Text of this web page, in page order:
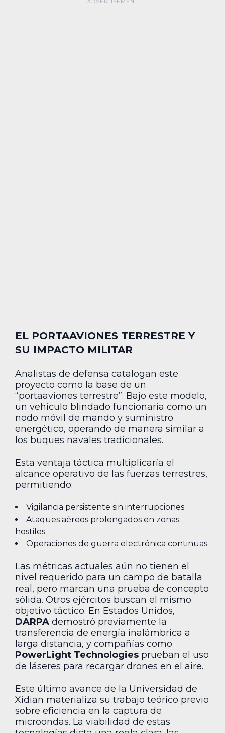
EL PORTAAVIONES TERRESTRE Y
SU IMPACTO MILITAR
Analistas de defensa catalogan este
proyecto como la base de un
“portaaviones terrestre”. Bajo este modelo,
un vehículo blindado funcionaría como un
nodo móvil de mando y suministro
energético, operando de manera similar a
los buques navales tradicionales.
Esta ventaja táctica multiplicaría el
alcance operativo de las fuerzas terrestres,
permitiendo:
Vigilancia persistente sin interrupciones.
Ataques aéreos prolongados en zonas
hostiles.
Operaciones de guerra electrónica continuas.
Las métricas actuales aún no tienen el
nivel requerido para un campo de batalla
real, pero marcan una prueba de concepto
sólida. Otros ejércitos buscan el mismo
objetivo táctico. En Estados Unidos,
DARPA demostró previamente la
transferencia de energía inalámbrica a
larga distancia, y compañías como
PowerLight Technologies prueban el uso
de láseres para recargar drones en el aire.
Este último avance de la Universidad de
Xidian materializa su trabajo teórico previo
sobre eficiencia en la captura de
microondas. La viabilidad de estas